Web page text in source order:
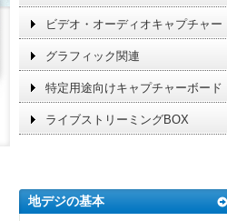
ビデオ・オーディオキャプチャー
グラフィック関連
特定用途向けキャプチャーボード
ライブストリーミングBOX
地デジの基本